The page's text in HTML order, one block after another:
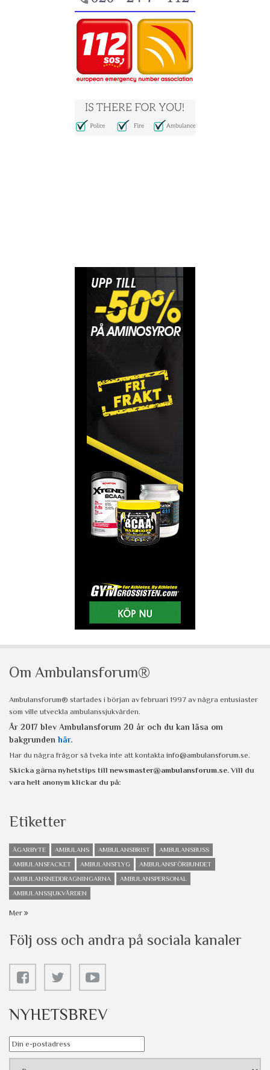
Om Ambulansforum®
Ambulansforum® startades i början av februari 1997 av några entusiaster
som ville utveckla ambulanssjukvården.
År 2017 blev Ambulansforum 20 år och du kan läsa om
bakgrunden här.
Har du några frågor så tveka inte att kontakta info@ambulansforum.se.
Skicka gärna nyhetstips till newsmaster@ambulansforum.se. Vill du
vara helt anonym klickar du på:
Etiketter
ÄGARBYTE AMBULANS AMBULANSBRIST
AMBULANSBUSS
AMBULANSFACKET
AMBULANSFLYG
AMBULANSFÖRBUNDET
AMBULANSNEDDRAGNINGARNA
AMBULANSPERSONAL
AMBULANSSJUKVÅRDEN
Mer
Följ oss och andra på sociala kanaler
NYHETSBREV